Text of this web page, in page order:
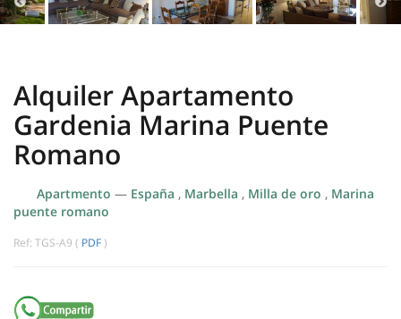
Alquiler Apartamento
Gardenia Marina Puente
Romano
Apartmento — España , Marbella , Milla de oro , Marina
puente romano
Ref: TGS-A9 ( PDF )